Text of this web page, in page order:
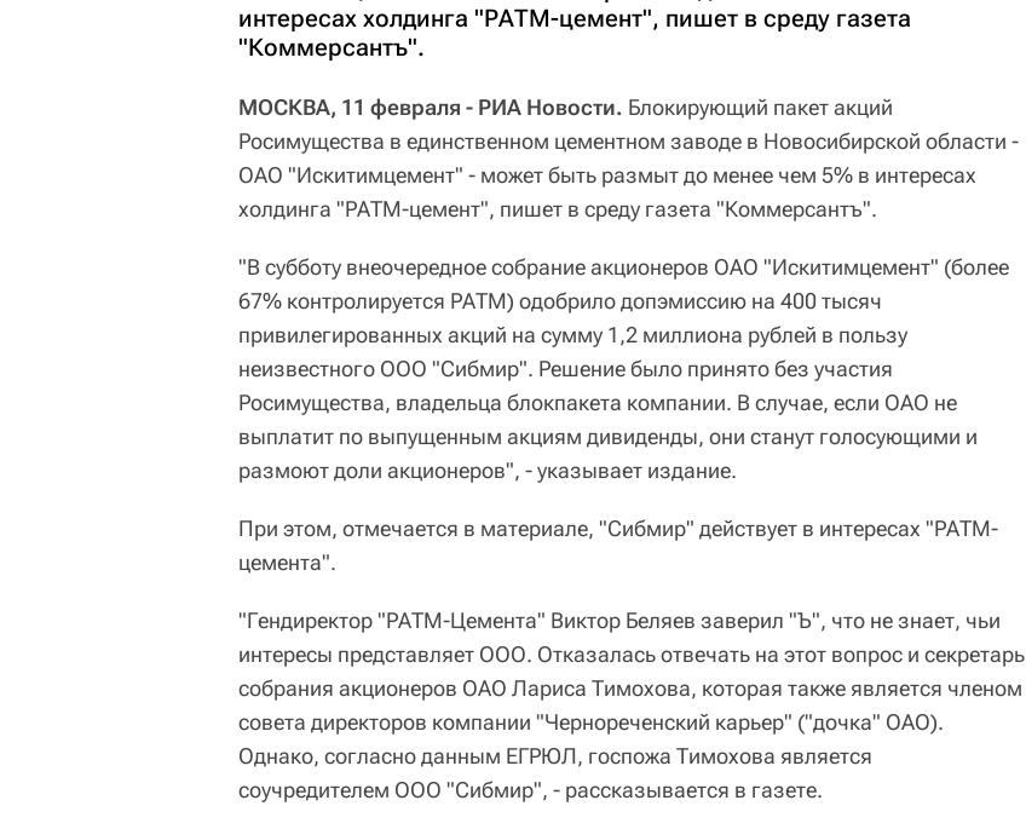
интересах холдинга "РАТМ-цемент", пишет в среду газета
"Коммерсантъ".
МОСКВА, 11 февраля - РИА Новости. Блокирующий пакет акций
Росимущества в единственном цементном заводе в Новосибирской области -
ОАО "Искитимцемент" - может быть размыт до менее чем 5% в интересах
холдинга "РАТМ-цемент", пишет в среду газета "Коммерсантъ".
"В субботу внеочередное собрание акционеров ОАО "Искитимцемент" (более
67% контролируется РАТМ) одобрило допэмиссию на 400 тысяч
привилегированных акций на сумму 1,2 миллиона рублей в пользу
неизвестного ООО "Сибмир". Решение было принято без участия
Росимущества, владельца блокпакета компании. В случае, если ОАО не
выплатит по выпущенным акциям дивиденды, они станут голосующими и
размоют доли акционеров", - указывает издание.
При этом, отмечается в материале, "Сибмир" действует в интересах "РАТМ-
цемента".
"Гендиректор "РАТМ-Цемента" Виктор Беляев заверил "Ъ", что не знает, чьи
интересы представляет ООО. Отказалась отвечать на этот вопрос и секретарь
собрания акционеров ОАО Лариса Тимохова, которая также является членом
совета директоров компании "Чернореченский карьер" ("дочка" ОАО).
Однако, согласно данным ЕГРЮЛ, госпожа Тимохова является
соучредителем ООО "Сибмир", - рассказывается в газете.